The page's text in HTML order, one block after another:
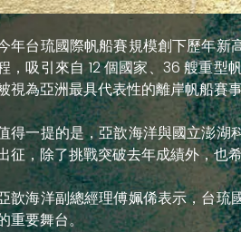
年台琉國際帆船賽規模創下歷年新
，吸引來自 12 個國家、36 艘重型
視為亞洲最具代表性的離岸帆船賽
得一提的是，亞歆海洋與國立澎湖
征，除了挑戰突破去年成績外，也
歆海洋副總經理傅姵俙表示，台琉
重要舞台。